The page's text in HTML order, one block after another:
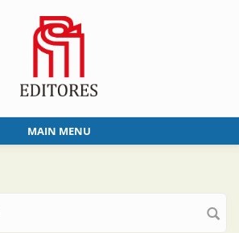
MAIN MENU